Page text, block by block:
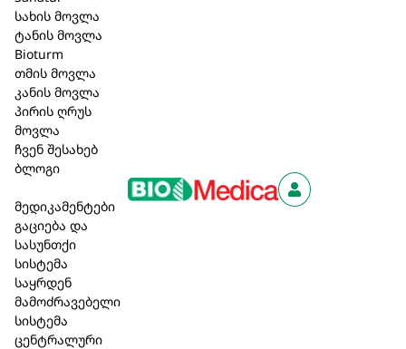
სახის მოვლა
ტანის მოვლა
Bioturm
თმის მოვლა
კანის მოვლა
პირის ღრუს
მოვლა
ჩვენ შესახებ
ბლოგი
მედიკამენტები
გაციება და
სასუნთქი
სისტემა
საყრდენ
მამოძრავებელი
სისტემა
ცენტრალური
ხსნარი.
ჩვენება: გრიპი და დრიპისმაგვარი ინფექციები;
ენდოგენური დაცვის სისტემის
სტიმულირებისთვის – გამოხატული
ინტოქსიკაციით და მაღალი ცხელებით
მიმდინარე სხვა მრვი და ინფექციური
დაავადებები; გრიპის და მრვის
18,00 ₾
აღწერა